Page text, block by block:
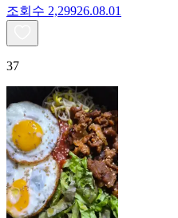
조회수 2,29926.08.01
37